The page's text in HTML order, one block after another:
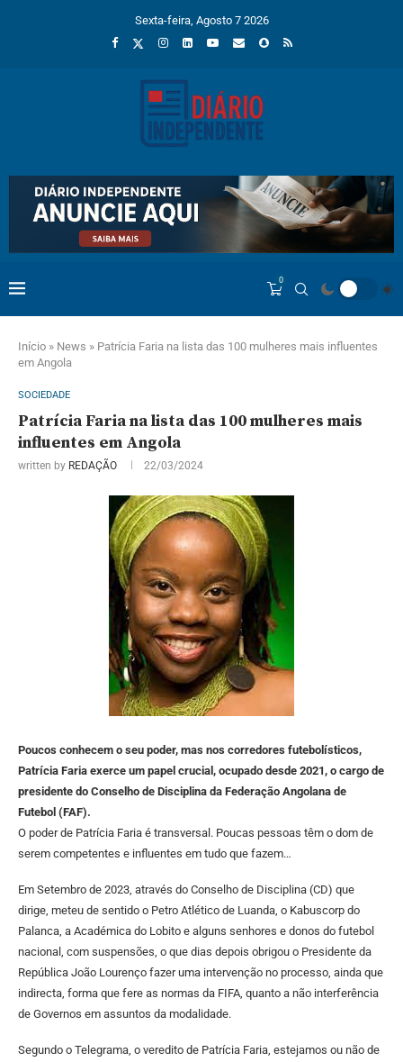
Sexta-feira, Agosto 7 2026
0
Início » News » Patrícia Faria na lista das 100 mulheres mais influentes
em Angola
SOCIEDADE
Patrícia Faria na lista das 100 mulheres mais
influentes em Angola
written by REDAÇÃO 22/03/2024
Poucos conhecem o seu poder, mas nos corredores futebolísticos,
Patrícia Faria exerce um papel crucial, ocupado desde 2021, o cargo de
presidente do Conselho de Disciplina da Federação Angolana de
Futebol (FAF).
O poder de Patrícia Faria é transversal. Poucas pessoas têm o dom de
serem competentes e influentes em tudo que fazem…
Em Setembro de 2023, através do Conselho de Disciplina (CD) que
dirige, meteu de sentido o Petro Atlético de Luanda, o Kabuscorp do
Palanca, a Académica do Lobito e alguns senhores e donos do futebol
nacional, com suspensões, o que dias depois obrigou o Presidente da
República João Lourenço fazer uma intervenção no processo, ainda que
indirecta, forma que fere as normas da FIFA, quanto a não interferência
de Governos em assuntos da modalidade.
Segundo o Telegrama, o veredito de Patrícia Faria, estejamos ou não de